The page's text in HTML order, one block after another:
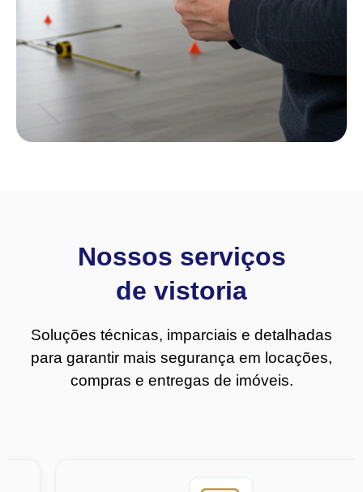
Nossos serviços
de vistoria
Soluções técnicas, imparciais e detalhadas
para garantir mais segurança em locações,
compras e entregas de imóveis.